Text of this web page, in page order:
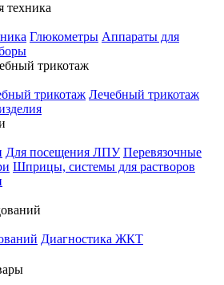
техника
Глюкометры Аппараты для
трикотаж
трикотаж Лечебный трикотаж
Для посещения ЛПУ Перевязочные
Шприцы, системы для растворов
Диагностика ЖКТ